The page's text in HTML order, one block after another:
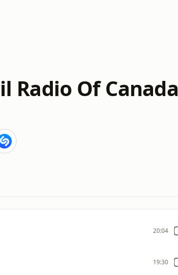
Radio Of Canada
20:04
19:30